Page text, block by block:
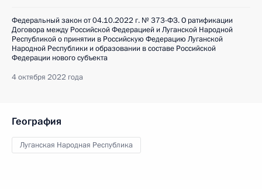
Федеральный закон от 04.10.2022 г. № 373-ФЗ. О ратификации
Договора между Российской Федерацией и Луганской Народной
Республикой о принятии в Российскую Федерацию Луганской
Народной Республики и образовании в составе Российской
Федерации нового субъекта
4 октября 2022 года
География
Луганская Народная Республика